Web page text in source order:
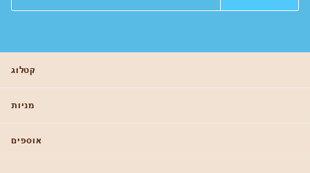
קטלוג
מניות
אוספים